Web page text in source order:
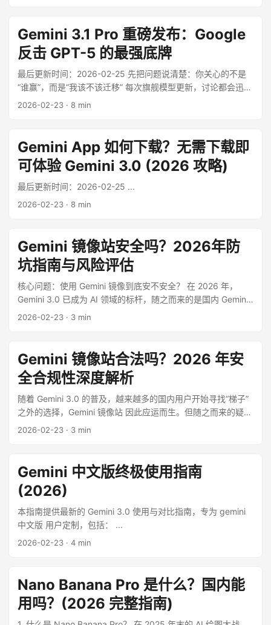
Gemini 3.1 Pro 重磅发布：Google
反击 GPT-5 的最强底牌
最后更新时间：2026-02-25 先把问题说清楚：你关心的不是
“谁赢”，而是“我该不该迁移” 每次旗舰模型更新，讨论都会迅速
走向两个极端：一类是“全面碾压”，另一类是“只是营销升级”。
减少返工。 ...
2026-02-23 · 8 min
Gemini App 如何下载？无需下载即
可体验 Gemini 3.0 (2026 攻略)
最后更新时间：2026-02-25 ...
2026-02-23 · 8 min
Gemini 镜像站安全吗？2026年防
坑指南与风险评估
核心问题：使用 Gemini 镜像到底安不安全？ 在 2026 年，
Gemini 3.0 已成为 AI 领域的标杆，随之而来的是国内 Gemini
镜像站 的爆发式增长。对于用户而言，最关心的问题莫过于：
2026-02-23 · 3 min
Gemini 镜像站合法吗？2026 年安
全合规性深度解析
随着 Gemini 3.0 的普及，越来越多的国内用户开始寻找“梯子”
之外的选择，Gemini 镜像站 因此应运而生。但随之而来的疑问
也层出不穷：“这东西合法吗？”“我的数据会被偷吗？” ...
2026-02-23 · 3 min
Gemini 中文版终极使用指南
(2026)
本指南提供最新的 Gemini 3.0 使用与对比指南，专为 gemini
中文版 用户定制，包括： ...
2026-02-23 · 4 min
Nano Banana Pro 是什么？国内能
用吗？(2026 完整指南)